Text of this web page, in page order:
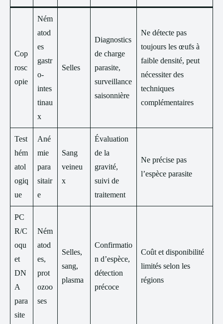
Cop
rosc
opie
Ném
atod
es
gastr
o-
intes
tinau
x
Selles
Diagnostics
de charge
parasite,
surveillance
saisonnière
Ne détecte pas
toujours les œufs à
faible densité, peut
nécessiter des
techniques
complémentaires
Test
hém
atol
ogiq
ue
Ané
mie
para
sitair
e
Sang
veineu
x
Évaluation
de la
gravité,
suivi de
traitement
Ne précise pas
l’espèce parasite
PC
R/C
oqu
et
DN
A
para
site
Ném
atod
es,
prot
ozoo
ses
Selles,
sang,
plasma
Confirmatio
n d’espèce,
détection
précoce
Coût et disponibilité
limités selon les
régions